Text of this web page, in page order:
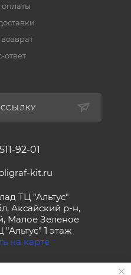
оплаты
ответ
92-01
kit.ru
ТЦ "Альтус"
Аксайский р-н,
Малое Зеленое
"Альтус" 1 этаж
на карте